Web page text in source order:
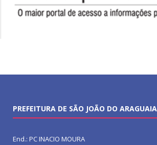
PREFEITURA DE SÃO JOÃO DO ARAGUAIA
End.: PC INACIO MOURA